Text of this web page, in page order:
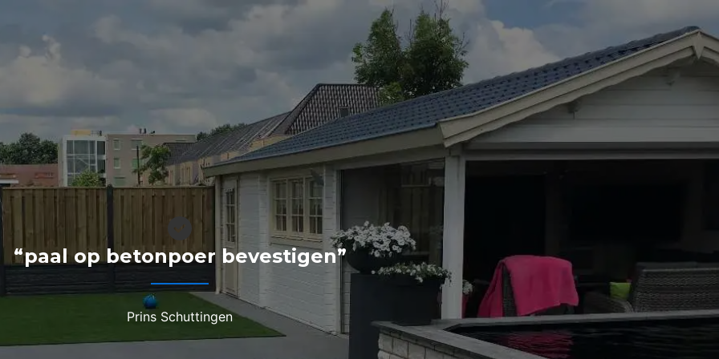
“paal op betonpoer bevestigen”
Prins Schuttingen